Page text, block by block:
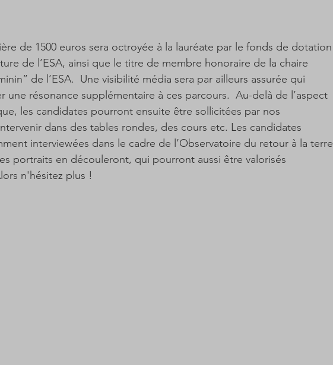
de 1500 euros sera octroyée à la lauréate par le fonds de dotation
de l’ESA, ainsi que le titre de membre honoraire de la chaire
de l’ESA.  Une visibilité média sera par ailleurs assurée qui
une résonance supplémentaire à ces parcours.  Au-delà de l’aspect
les candidates pourront ensuite être sollicitées par nos
dans des tables rondes, des cours etc. Les candidates
interviewées dans le cadre de l’Observatoire du retour à la terre
portraits en découleront, qui pourront aussi être valorisés
n'hésitez plus !